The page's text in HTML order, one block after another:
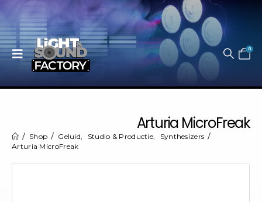
0
Arturia MicroFreak
Shop Geluid, Studio & Productie,
Synthesizers
Arturia MicroFreak